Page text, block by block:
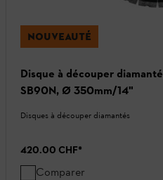
NOUVEAUTÉ
Disque à découper
SB90N, Ø 350mm/14"
Disques à découper diamantés
420.00 CHF*
Comparer